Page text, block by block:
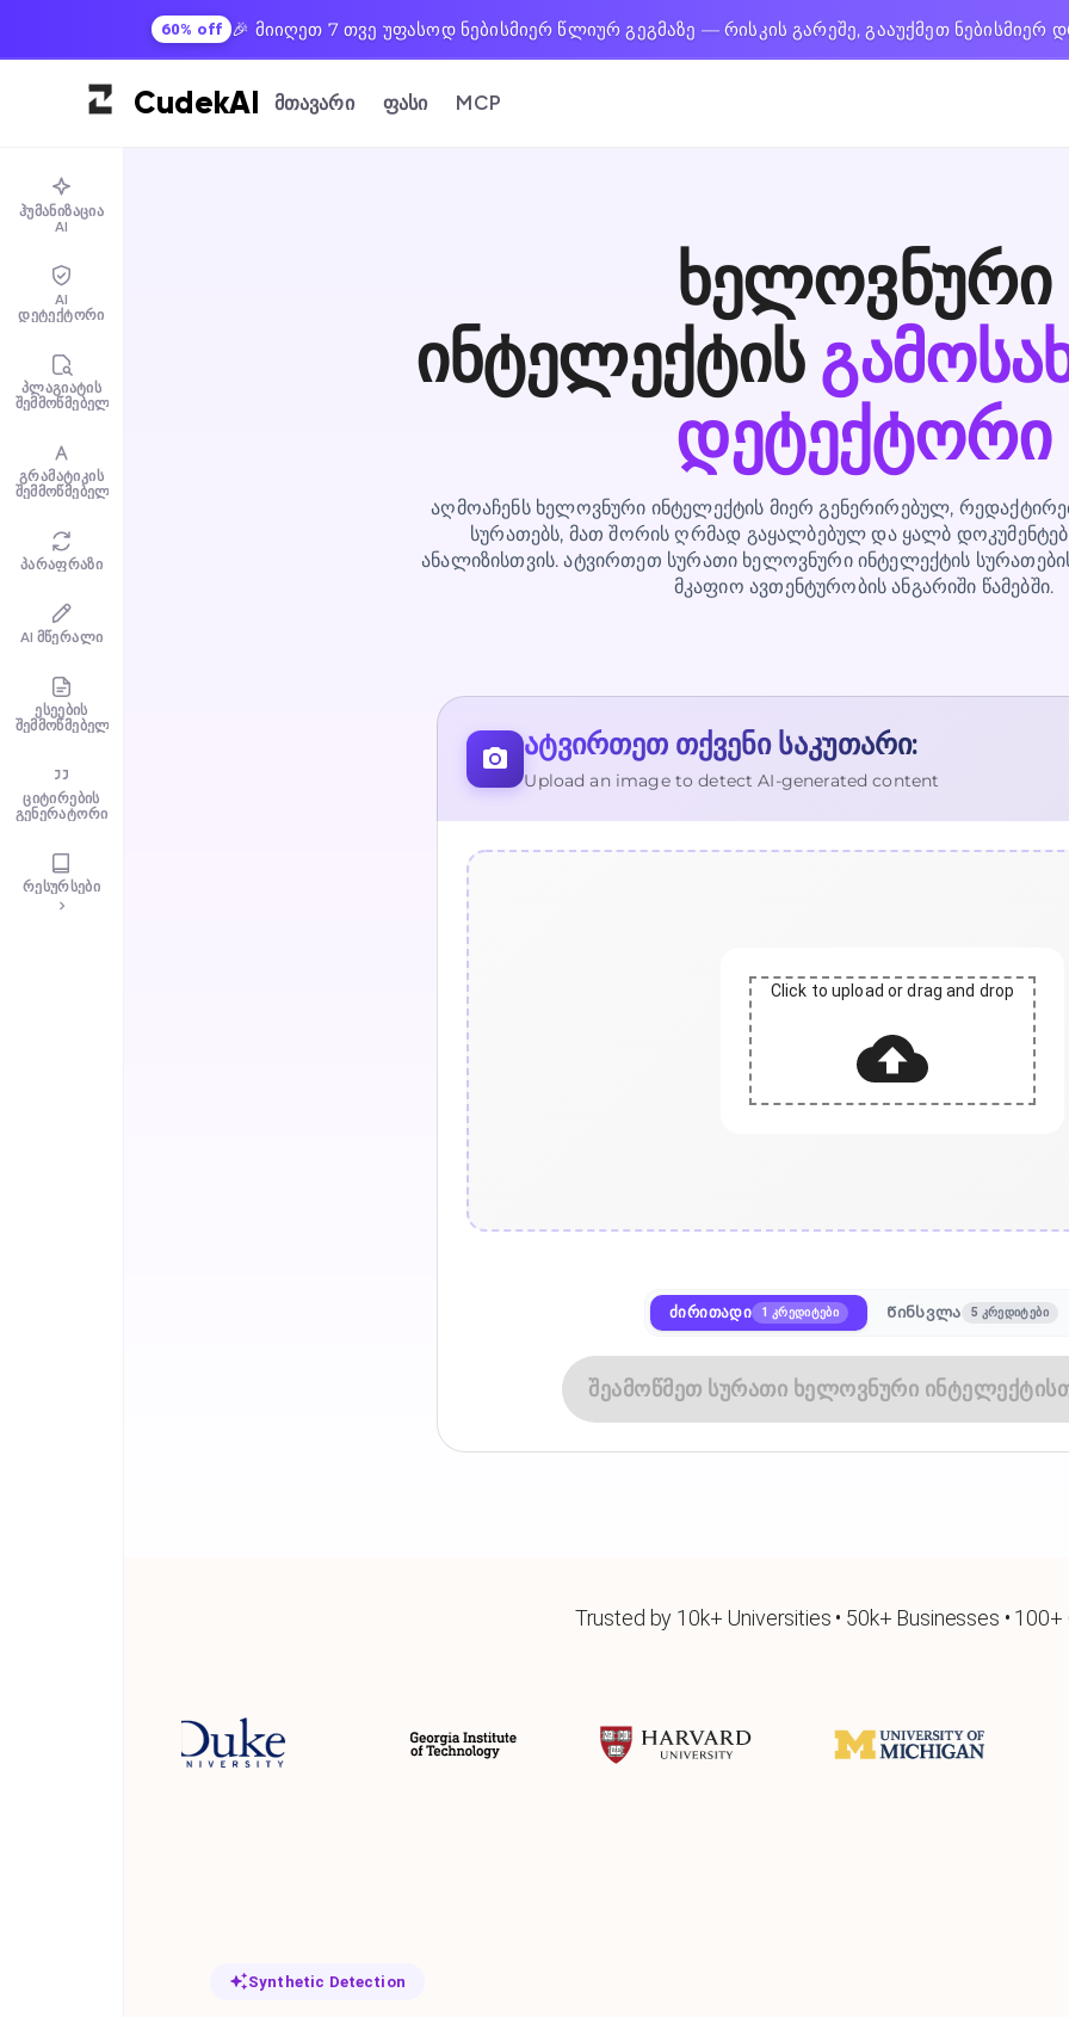
60% off 🎉 მიიღეთ 7 თვე უფასოდ ნებისმიერ წლიურ გეგმაზე — რისკის გარეშე, გააუქმეთ ნებისმიერ
CudekAI მთავარი ფასი MCP
ჰუმანიზაცია
AI
AI
დეტექტორი
პლაგიატის
შემმოწმებელი
გრამატიკის
შემმოწმებელი
პარაფრაზი
AI მწერალი
ესეების
შემმოწმებელი
ციტირების
გენერატორი
რესურსები
ხელოვნური
ინტელექტის
დეტექტორი
აღმოაჩენს ხელოვნური ინტელექტის მიერ გენერირებულ,
სურათებს, მათ შორის ღრმად გაყალბებულ და ყალბ
ანალიზისთვის. ატვირთეთ სურათი ხელოვნური ინტელექტის
მკაფიო ავთენტურობის ანგარიში წამებში.
ატვირთეთ თქვენი საკუთარი:
Upload an image to detect AI-generated content
Click to upload or drag and drop
ძირითადი 1 კრედიტები Წინსვლა 5 კრედიტები
შეამოწმეთ სურათი ხელოვნური
Trusted by 10k+ Universities • 50k+ Businesses • 100+
Synthetic Detection